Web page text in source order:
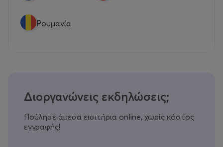
Ρουμανία
Διοργανώνεις εκδηλώσεις;
Πούλησε άμεσα εισιτήρια online, χωρίς κόστος
εγγραφής!